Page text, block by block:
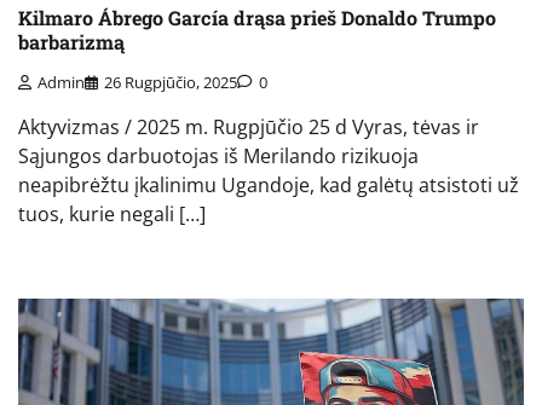
Kilmaro Ábrego García drąsa prieš Donaldo Trumpo
barbarizmą
Admin 26 Rugpjūčio, 2025 0
Aktyvizmas / 2025 m. Rugpjūčio 25 d Vyras, tėvas ir
Sąjungos darbuotojas iš Merilando rizikuoja
neapibrėžtu įkalinimu Ugandoje, kad galėtų atsistoti už
tuos, kurie negali […]